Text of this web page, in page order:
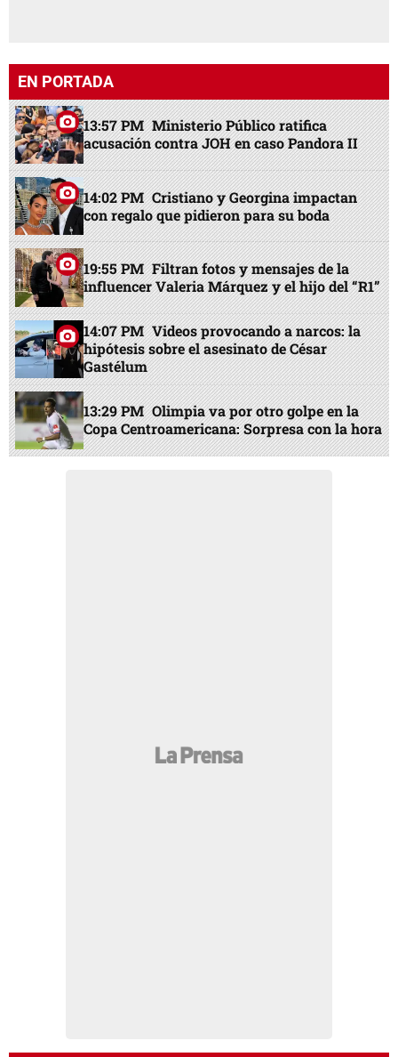
EN PORTADA
13:57 PM Ministerio Público ratifica
acusación contra JOH en caso Pandora II
14:02 PM Cristiano y Georgina impactan
con regalo que pidieron para su boda
19:55 PM Filtran fotos y mensajes de la
influencer Valeria Márquez y el hijo del “R1”
14:07 PM Videos provocando a narcos: la
hipótesis sobre el asesinato de César
Gastélum
13:29 PM Olimpia va por otro golpe en la
Copa Centroamericana: Sorpresa con la hora